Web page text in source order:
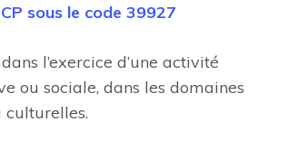
sous le code 39927
l’exercice d’une activité
ou sociale, dans les domaines
culturelles.